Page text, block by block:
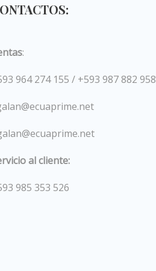
:
964 274 155 / +593 987 882 958
al cliente:
985 353 526